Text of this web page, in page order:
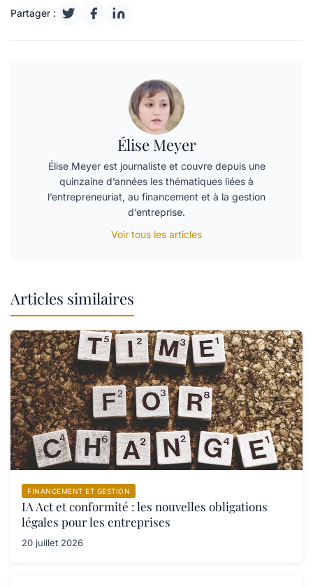
Partager :
Élise Meyer
Élise Meyer est journaliste et couvre depuis une
quinzaine d’années les thématiques liées à
l’entrepreneuriat, au financement et à la gestion
d’entreprise.
Voir tous les articles
Articles similaires
FINANCEMENT ET GESTION
IA Act et conformité : les nouvelles obligations
légales pour les entreprises
20 juillet 2026